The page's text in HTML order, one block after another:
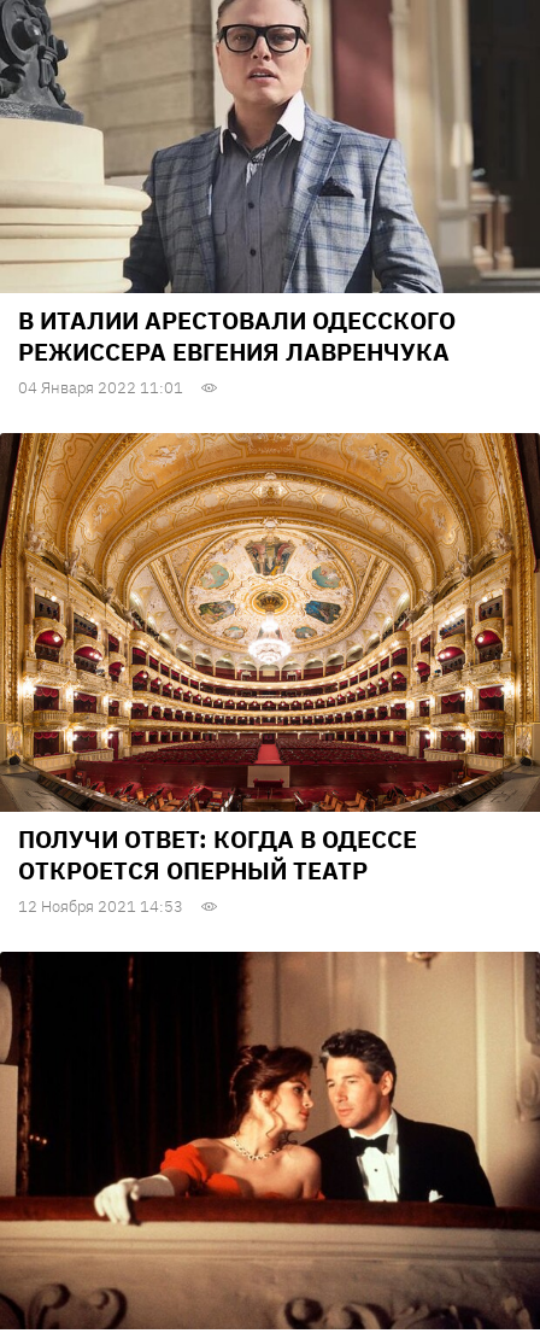
В ИТАЛИИ АРЕСТОВАЛИ ОДЕССКОГО
РЕЖИССЕРА ЕВГЕНИЯ ЛАВРЕНЧУКА
04 Января 2022 11:01
ПОЛУЧИ ОТВЕТ: КОГДА В ОДЕССЕ
ОТКРОЕТСЯ ОПЕРНЫЙ ТЕАТР
12 Ноября 2021 14:53